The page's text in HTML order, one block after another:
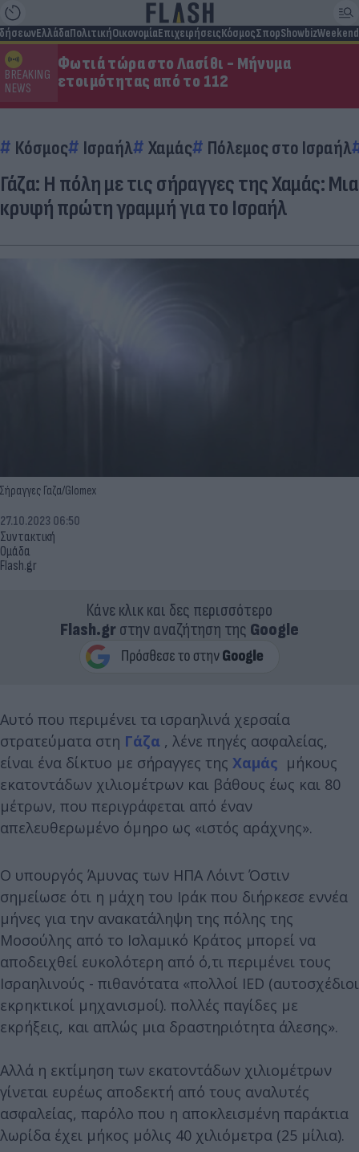
ΕλλάδαΠολιτικήΟικονομίαΕπιχειρήσειςΚόσμοςΣπορShowbizWeekend
BREAKING
NEWS
Φωτιά τώρα στο Λασίθι - Μήνυμα
ετοιμότητας από το 112
Κόσμος Ισραήλ Χαμάς Πόλεμος στο Ισραήλ
Γάζα: Η πόλη με τις σήραγγες της Χαμάς: Μια
κρυφή πρώτη γραμμή για το Ισραήλ
Σήραγγες Γαζα/Glomex
Συντακτική
Ομάδα
Flash.gr
27.10.2023 06:50
Κάνε κλικ και δες περισσότερο
Flash.grστην αναζήτηση της Google
Αυτό που περιμένει τα ισραηλινά χερσαία
στρατεύματα στη Γάζα , λένε πηγές ασφαλείας,
είναι ένα δίκτυο με σήραγγες της Χαμάς μήκους
εκατοντάδων χιλιομέτρων και βάθους έως και 80
μέτρων, που περιγράφεται από έναν
απελευθερωμένο όμηρο ως «ιστός αράχνης».
Ο υπουργός Άμυνας των ΗΠΑ Λόιντ Όστιν
σημείωσε ότι η μάχη του Ιράκ που διήρκεσε εννέα
μήνες για την ανακατάληψη της πόλης της
Μοσούλης από το Ισλαμικό Κράτος μπορεί να
αποδειχθεί ευκολότερη από ό,τι περιμένει τους
Ισραηλινούς - πιθανότατα «πολλοί IED (αυτοσχέδιοι
εκρηκτικοί μηχανισμοί). πολλές παγίδες με
εκρήξεις, και απλώς μια δραστηριότητα άλεσης».
Αλλά η εκτίμηση των εκατοντάδων χιλιομέτρων
γίνεται ευρέως αποδεκτή από τους αναλυτές
ασφαλείας, παρόλο που η αποκλεισμένη παράκτια
λωρίδα έχει μήκος μόλις 40 χιλιόμετρα (25 μίλια).